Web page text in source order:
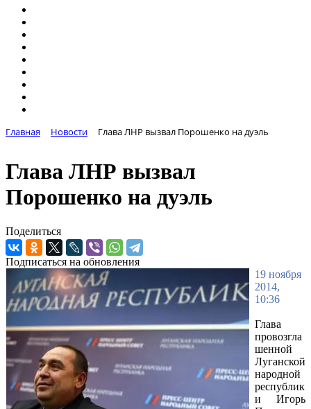
Главная Новости Глава ЛНР вызвал Порошенко на дуэль
Глава ЛНР вызвал
Порошенко на дуэль
Поделиться
Подписаться на обновления
19 ноября
2014,
10:36
Глава
провозгла
шенной
Луганской
народной
республик
и Игорь